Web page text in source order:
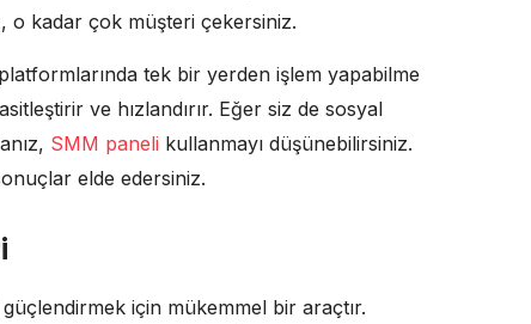
o kadar çok müşteri çekersiniz.
tek bir yerden işlem yapabilme
ve hızlandırır. Eğer siz de sosyal
SMM paneli kullanmayı düşünebilirsiniz.
elde edersiniz.
için mükemmel bir araçtır.